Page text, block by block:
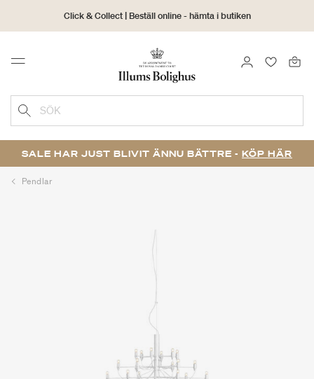
Click & Collect | Beställ online - hämta i butiken
30 dagars returrätt
Menu LOGGA IN
SÖK
SALE HAR JUST BLIVIT ÄNNU BÄTTRE - KÖP HÄR
Pendlar